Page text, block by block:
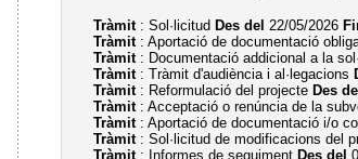
Tràmit: Sol·licitud Des del 22/05/2026
Tràmit: Aportació de documentació
Tràmit: Documentació addicional a la
Tràmit: Tràmit d'audiència i al·legacions
Tràmit: Reformulació del projecte Des del
Tràmit: Acceptació o renúncia de la
Tràmit: Aportació de documentació i/o
Tràmit: Sol·licitud de modificacions del
Tràmit: Informes de seguiment Des del